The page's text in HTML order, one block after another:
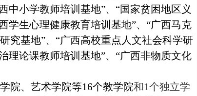
中小学教师培训基地”、“国家贫困地区义
学生心理健康教育培训基地”、“广西马克
究基地”、“广西高校重点人文社会科学研
理论课教师培训基地”、“广西非物质文化
院、艺术学院等16个教学院和1个独立学